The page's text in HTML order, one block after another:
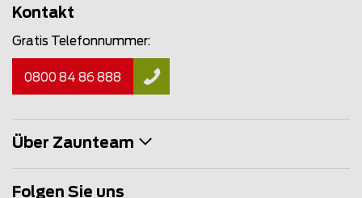
Kontakt
Gratis Telefonnummer:
0800 84 86 888
Über Zaunteam
Folgen Sie uns